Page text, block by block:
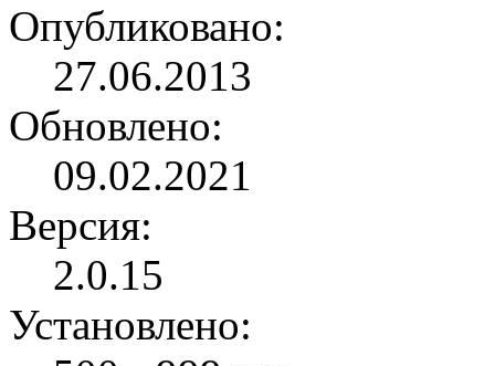
Опубликовано:
27.06.2013
Обновлено:
09.02.2021
Версия:
2.0.15
Установлено: